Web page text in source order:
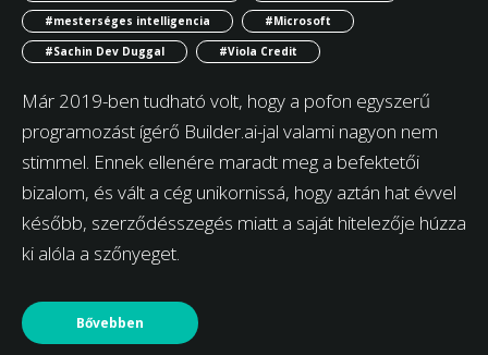
#mesterséges intelligencia
#Microsoft
#Sachin Dev Duggal
#Viola Credit
Már 2019-ben tudható volt, hogy a pofon egyszerű
programozást ígérő Builder.ai-jal valami nagyon nem
stimmel. Ennek ellenére maradt meg a befektetői
bizalom, és vált a cég unikornissá, hogy aztán hat évvel
később, szerződésszegés miatt a saját hitelezője húzza
ki alóla a szőnyeget.
Bővebben